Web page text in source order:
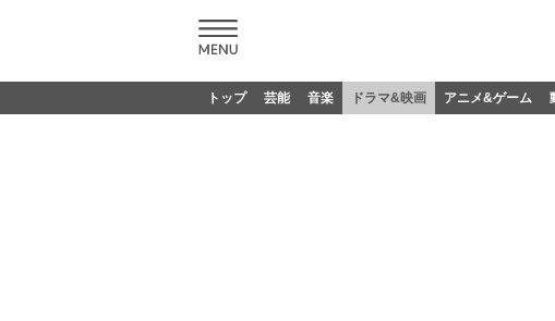
トップ 芸能 音楽 ドラマ&映画 アニメ&ゲーム